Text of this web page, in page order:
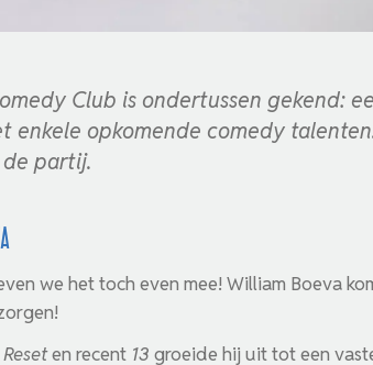
Club is ondertussen gekend:
enkele opkomende comedy
de partij.
we het toch even mee! William Boeva
Reseten recent 13 groeide hij uit tot een